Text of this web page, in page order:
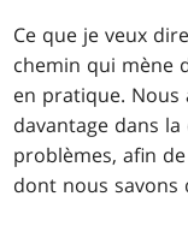
Ce que je veux
chemin qui mène
en pratique. Nous
davantage dans
problèmes, afin
dont nous savons